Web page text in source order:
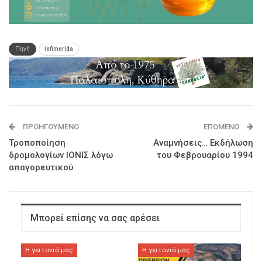
Πηγή iefimerida
ΠΡΟΗΓΟΎΜΕΝΟ
Τροποποίηση
δρομολογίων ΙΟΝΙΣ λόγω
απαγορευτικού
ΕΠΌΜΕΝΟ
Αναμνήσεις… Εκδήλωση
του Φεβρουαρίου 1994
Μπορεί επίσης να σας αρέσει
Η γειτονιά μας Η γειτονιά μας